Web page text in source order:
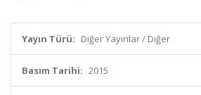
Yayın Türü: Diğer Yayınlar / Diğer
Basım Tarihi: 2015